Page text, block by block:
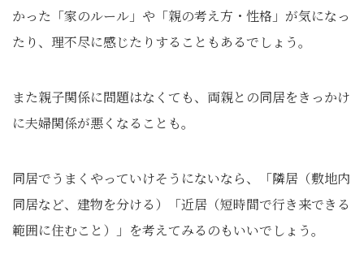
かった「家のルール」や「親の考え方・性格」が気になっ
たり、理不尽に感じたりすることもあるでしょう。
また親子関係に問題はなくても、両親との同居をきっかけ
に夫婦関係が悪くなることも。
同居でうまくやっていけそうにないなら、「隣居（敷地内
同居など、建物を分ける）「近居（短時間で行き来できる
範囲に住むこと）」を考えてみるのもいいでしょう。